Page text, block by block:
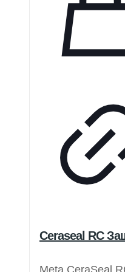
Ceraseal RC
Meta CeraSeal